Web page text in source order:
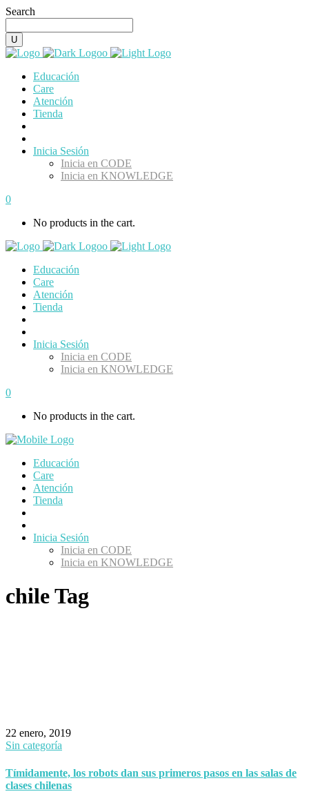
Search
Educación
Care
Atención
Tienda
Inicia Sesión
Inicia en CODE
Inicia en KNOWLEDGE
0
No products in the cart.
Educación
Care
Atención
Tienda
Inicia Sesión
Inicia en CODE
Inicia en KNOWLEDGE
0
No products in the cart.
Educación
Care
Atención
Tienda
Inicia Sesión
Inicia en CODE
Inicia en KNOWLEDGE
chile Tag
22 enero, 2019
Sin categoría
Tímidamente, los robots dan sus primeros pasos en las salas de
clases chilenas